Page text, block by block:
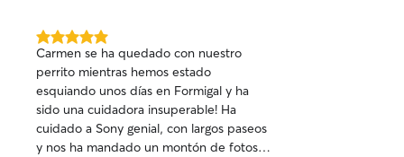
5.0
de
5
estrellas
Carmen se ha quedado con nuestro
perrito mientras hemos estado
esquiando unos días en Formigal y ha
sido una cuidadora insuperable! Ha
cuidado a Sony genial, con largos paseos
y nos ha mandado un montón de fotos